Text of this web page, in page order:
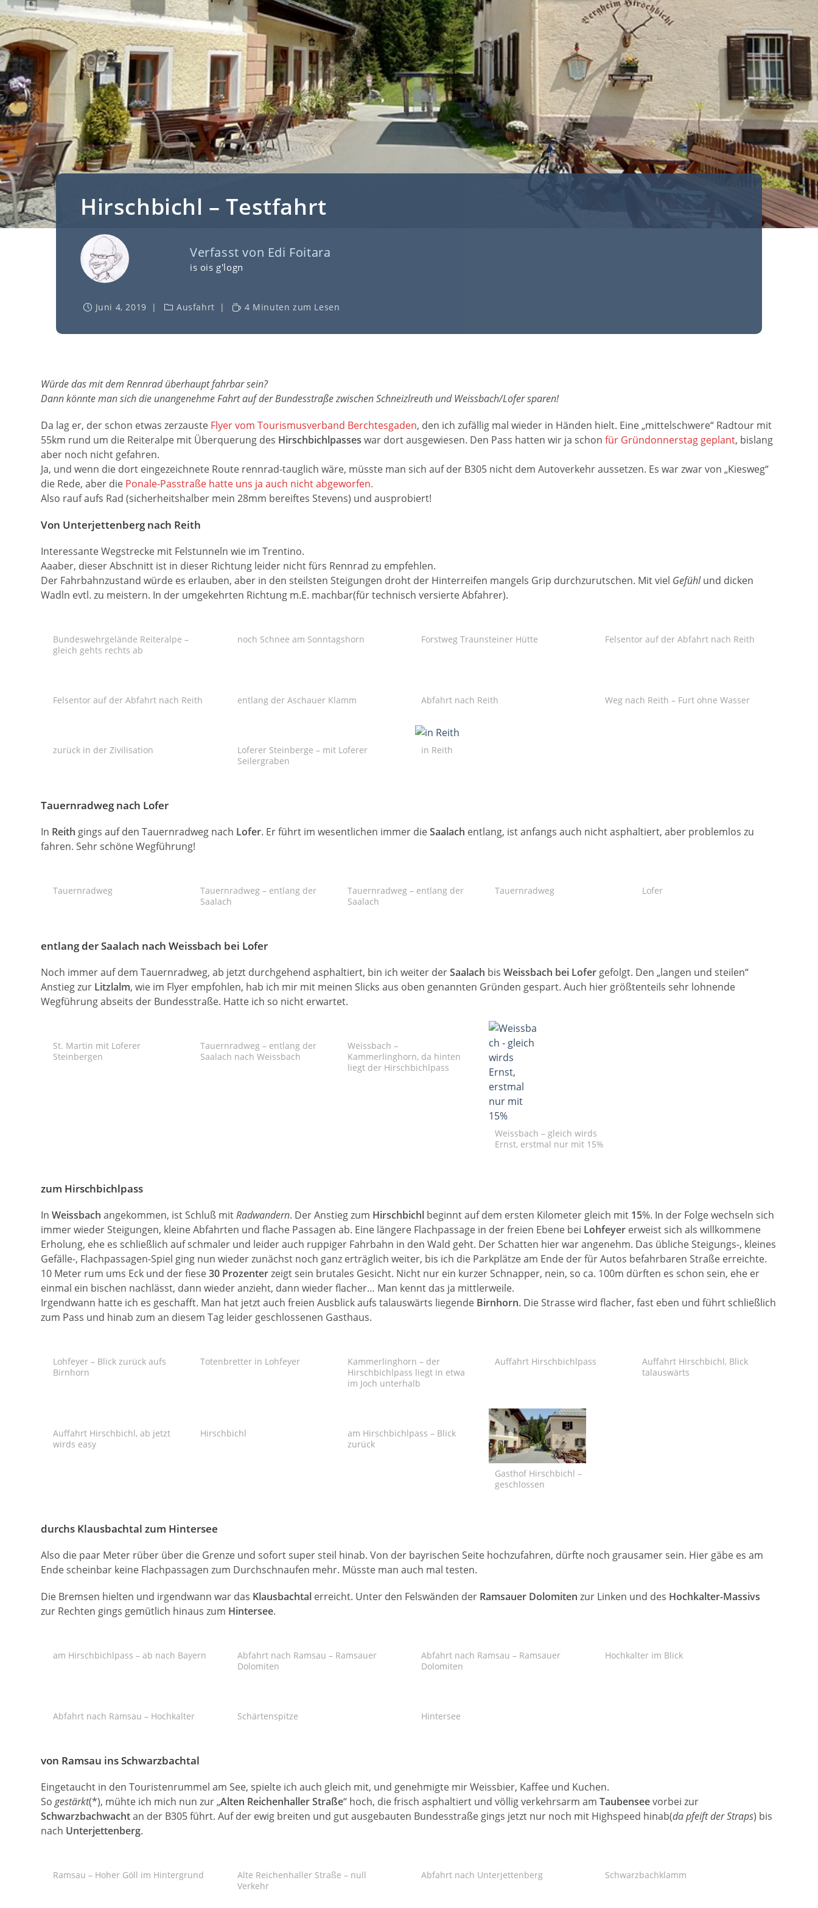
Hirschbichl – Testfahrt
Verfasst von Edi Foitara
is ois g'logn
Juni 4, 2019 Ausfahrt 4 Minuten zum Lesen
Würde das mit dem Rennrad überhaupt fahrbar sein?
Dann könnte man sich die unangenehme Fahrt auf der Bundesstraße zwischen Schneizlreuth und Weissbach/Lofer sparen!
Da lag er, der schon etwas zerzauste Flyer vom Tourismusverband Berchtesgaden, den ich zufällig mal wieder in Händen hielt. Eine „mittelschwere“ Radtour mit
55km rund um die Reiteralpe mit Überquerung des Hirschbichlpasses war dort ausgewiesen. Den Pass hatten wir ja schonfür Gründonnerstag geplant, bislang
aber noch nicht gefahren.
Ja, und wenn die dort eingezeichnete Route rennrad-tauglich wäre, müsste man sich auf der B305 nicht dem Autoverkehr aussetzen. Es war zwar von „Kiesweg“
die Rede, aber die Ponale-Passtraße hatte uns ja auch nicht abgeworfen.
Also rauf aufs Rad (sicherheitshalber mein 28mm bereiftes Stevens) und ausprobiert!
Von Unterjettenberg nach Reith
Interessante Wegstrecke mit Felstunneln wie im Trentino.
Aaaber, dieser Abschnitt ist in dieser Richtung leider nicht fürs Rennrad zu empfehlen.
Der Fahrbahnzustand würde es erlauben, aber in den steilsten Steigungen droht der Hinterreifen mangels Grip durchzurutschen. Mit viel Gefühlund dicken
Wadln evtl. zu meistern. In der umgekehrten Richtung m.E. machbar(für technisch versierte Abfahrer).
Bundeswehrgelände Reiteralpe –
gleich gehts rechts ab
noch Schnee am Sonntagshorn Forstweg Traunsteiner Hütte Felsentor auf der Abfahrt nach Reith
Felsentor auf der Abfahrt nach Reith entlang der Aschauer Klamm Abfahrt nach Reith Weg nach Reith – Furt ohne Wasser
zurück in der Zivilisation
Loferer Steinberge – mit Loferer
Seilergraben
in Reith
Tauernradweg nach Lofer
In Reith gings auf den Tauernradweg nach Lofer. Er führt im wesentlichen immer dieSaalach entlang, ist anfangs auch nicht asphaltiert, aber problemlos zu
fahren. Sehr schöne Wegführung!
Tauernradweg
Tauernradweg – entlang der
Saalach
Tauernradweg – entlang der
Saalach
Tauernradweg Lofer
entlang der Saalach nach Weissbach bei Lofer
Noch immer auf dem Tauernradweg, ab jetzt durchgehend asphaltiert, bin ich weiter derSaalach bisWeissbach bei Lofer gefolgt. Den „langen und steilen“
Anstieg zur Litzlalm, wie im Flyer empfohlen, hab ich mir mit meinen Slicks aus oben genannten Gründen gespart. Auch hier größtenteils sehr lohnende
Wegführung abseits der Bundesstraße. Hatte ich so nicht erwartet.
St. Martin mit Loferer
Steinbergen
Tauernradweg – entlang der
Saalach nach Weissbach
Weissbach –
Kammerlinghorn, da hinten
liegt der Hirschbichlpass
Weissbach – gleich wirds
Ernst, erstmal nur mit 15%
zum Hirschbichlpass
InWeissbach angekommen, ist Schluß mitRadwandern. Der Anstieg zum Hirschbichl beginnt auf dem ersten Kilometer gleich mit 15%. In der Folge wechseln sich
immer wieder Steigungen, kleine Abfahrten und flache Passagen ab. Eine längere Flachpassage in der freien Ebene bei Lohfeyer erweist sich als willkommene
Erholung, ehe es schließlich auf schmaler und leider auch ruppiger Fahrbahn in den Wald geht. Der Schatten hier war angenehm. Das übliche Steigungs-, kleines
Gefälle-, Flachpassagen-Spiel ging nun wieder zunächst noch ganz erträglich weiter, bis ich die Parkplätze am Ende der für Autos befahrbaren Straße erreichte.
10 Meter rum ums Eck und der fiese30 Prozenterzeigt sein brutales Gesicht. Nicht nur ein kurzer Schnapper, nein, so ca. 100m dürften es schon sein, ehe er
einmal ein bischen nachlässt, dann wieder anzieht, dann wieder flacher… Man kennt das ja mittlerweile.
Irgendwann hatte ich es geschafft. Man hat jetzt auch freien Ausblick aufs talauswärts liegende Birnhorn. Die Strasse wird flacher, fast eben und führt schließlich
zum Pass und hinab zum an diesem Tag leider geschlossenen Gasthaus.
Lohfeyer – Blick zurück aufs
Birnhorn
Totenbretter in Lohfeyer
Kammerlinghorn – der
Hirschbichlpass liegt in etwa
im Joch unterhalb
Auffahrt Hirschbichlpass
Auffahrt Hirschbichl, Blick
talauswärts
Auffahrt Hirschbichl, ab jetzt
wirds easy
Hirschbichl
am Hirschbichlpass – Blick
zurück
Gasthof Hirschbichl –
geschlossen
durchs Klausbachtal zum Hintersee
Also die paar Meter rüber über die Grenze und sofort super steil hinab. Von der bayrischen Seite hochzufahren, dürfte noch grausamer sein. Hier gäbe es am
Ende scheinbar keine Flachpassagen zum Durchschnaufen mehr. Müsste man auch mal testen.
Die Bremsen hielten und irgendwann war das Klausbachtal erreicht. Unter den Felswänden der Ramsauer Dolomiten zur Linken und des Hochkalter-Massivs
zur Rechten gings gemütlich hinaus zum Hintersee.
am Hirschbichlpass – ab nach Bayern
Abfahrt nach Ramsau – Ramsauer
Dolomiten
Abfahrt nach Ramsau – Ramsauer
Dolomiten
Hochkalter im Blick
Abfahrt nach Ramsau – Hochkalter Schärtenspitze Hintersee
von Ramsau ins Schwarzbachtal
Eingetaucht in den Touristenrummel am See, spielte ich auch gleich mit, und genehmigte mir Weissbier, Kaffee und Kuchen.
Sogestärkt(*), mühte ich mich nun zur „Alten Reichenhaller Straße“ hoch, die frisch asphaltiert und völlig verkehrsarm amTaubenseevorbei zur
Schwarzbachwachtan der B305 führt. Auf der ewig breiten und gut ausgebauten Bundesstraße gings jetzt nur noch mit Highspeed hinab(da pfeift der Straps) bis
nach Unterjettenberg.
Ramsau – Hoher Göll im Hintergrund
Alte Reichenhaller Straße – null
Verkehr
Abfahrt nach Unterjettenberg Schwarzbachklamm